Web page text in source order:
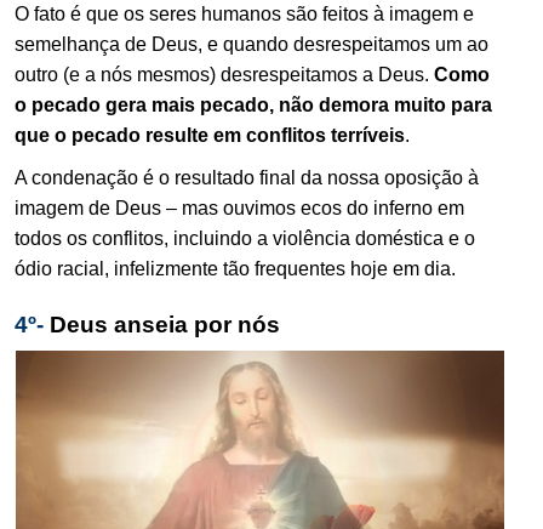
O fato é que os seres humanos são feitos à imagem e
semelhança de Deus, e quando desrespeitamos um ao
outro (e a nós mesmos) desrespeitamos a Deus. Como
o pecado gera mais pecado, não demora muito para
que o pecado resulte em conflitos terríveis.
A condenação é o resultado final da nossa oposição à
imagem de Deus – mas ouvimos ecos do inferno em
todos os conflitos, incluindo a violência doméstica e o
ódio racial, infelizmente tão frequentes hoje em dia.
4º- Deus anseia por nós